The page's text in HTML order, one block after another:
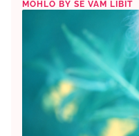
MOHLO BY SE VÁM LÍBIT